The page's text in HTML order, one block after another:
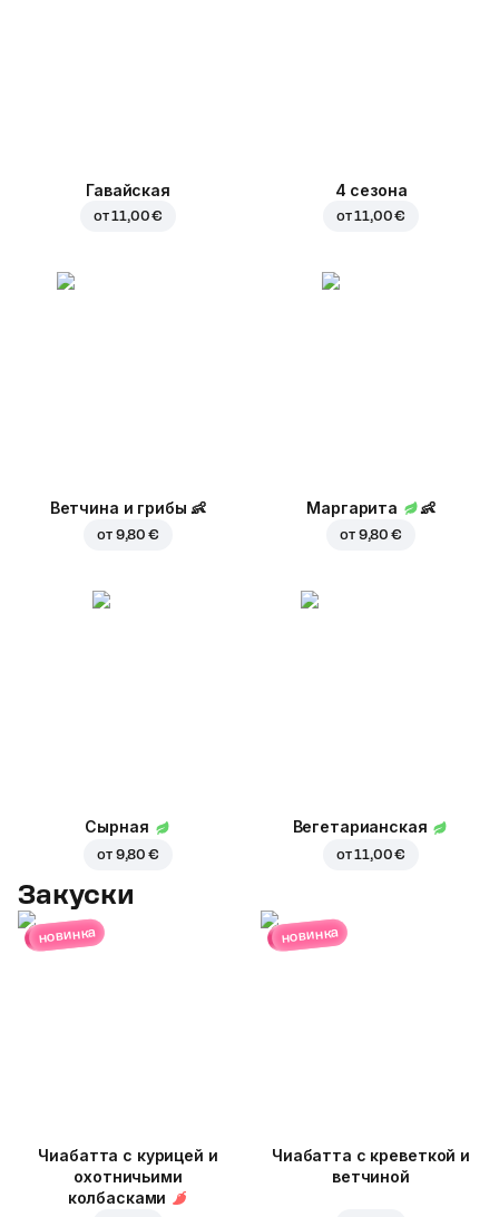
Гавайская
от11,00 €
4 сезона
от11,00 €
Ветчина и грибы 👶
от 9,80 €
Маргарита 👶
от 9,80 €
Сырная
от 9,80 €
Вегетарианская
от11,00 €
Закуски
новинка
Чиабатта с курицей и
охотничьими
колбасками
новинка
Чиабатта с креветкой и
ветчиной